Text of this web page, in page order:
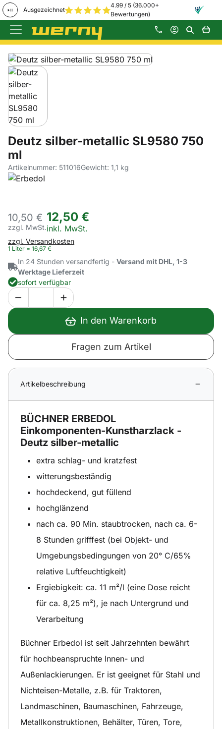
Ausgezeichnet
4.99 / 5 (36.000+
Bewertungen)
Zum Hauptinhalt springen
Produktgalerie
Zur Kaufbox springen
Deutz silber-metallic SL9580 750
ml
Artikelnummer: 511016Gewicht: 1,1 kg
10,50 €
zzgl. MwSt.
12,50 €
Steuerhinweis:
inkl. MwSt.
zzgl. Versandkosten
1 Liter = 16 67 €
In 24 Stunden versandfertig - Versand mit DHL, 1-3
Werktage Lieferzeit
sofort verfügbar
In den Warenkorb
Fragen zum Artikel
Artikelbeschreibung
BÜCHNER ERBEDOL
Einkomponenten-Kunstharzlack -
Deutz silber-metallic
extra schlag- und kratzfest
witterungsbeständig
hochdeckend, gut füllend
hochglänzend
nach ca. 90 Min. staubtrocken, nach ca. 6-
8 Stunden grifffest (bei Objekt- und
Umgebungsbedingungen von 20° C/65%
relative Luftfeuchtigkeit)
Ergiebigkeit: ca. 11 m²/l (eine Dose reicht
für ca. 8,25 m²), je nach Untergrund und
Verarbeitung
Büchner Erbedol ist seit Jahrzehnten bewährt
für hochbeanspruchte Innen- und
Außenlackierungen. Er ist geeignet für Stahl und
Nichteisen-Metalle, z.B. für Traktoren,
Landmaschinen, Baumaschinen, Fahrzeuge,
Metallkonstruktionen, Behälter, Türen, Tore,